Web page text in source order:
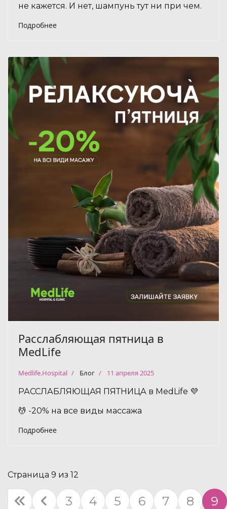
не кажется. И нет, шампунь тут ни при чем.
Подробнее
Расслабляющая пятница в
MedLife
Medlife.Hospital Блог 11 апреля 2025
РАССЛАБЛЯЮЩАЯ ПЯТНИЦА в MedLife 💜
💆 -20% на все виды массажа
Подробнее
Страница 9 из 12
3 4 5 6 7 8 9